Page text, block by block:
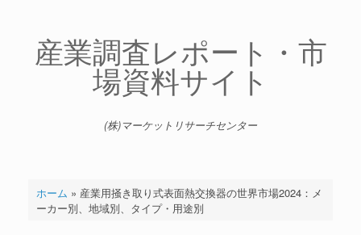
産業調査レポート・市
場資料サイト
(株)マーケットリサーチセンター
ホーム » 産業用掻き取り式表面熱交換器の世界市場2024：メ
ーカー別、地域別、タイプ・用途別